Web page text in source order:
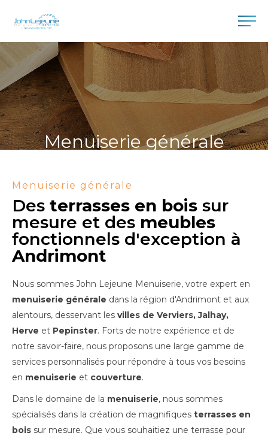
Menuiserie générale
Menuiserie générale
Des terrasses en bois sur
mesure et des meubles
fonctionnels d'exception à
Andrimont
Nous sommes John Lejeune Menuiserie, votre expert en
menuiserie générale dans la région d'Andrimont et aux
alentours, desservant les villes de Verviers, Jalhay,
Herve et Pepinster. Forts de notre expérience et de
notre savoir-faire, nous proposons une large gamme de
services personnalisés pour répondre à tous vos besoins
en menuiserie et couverture.
Dans le domaine de la menuiserie, nous sommes
spécialisés dans la création de magnifiques terrasses en
bois sur mesure. Que vous souhaitiez une terrasse pour